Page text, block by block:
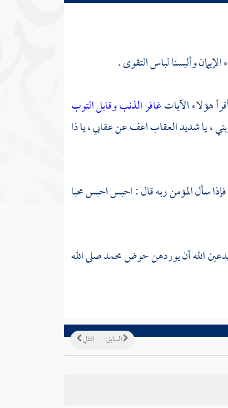
وألبسنا لباس التقوى .
هؤلاء الآياتغافر الذنب وقابل التوب
، يا شديد العقاب اعف عن عقابي ، يا ذا
سأل المؤمن ربه قال : احبس احبس محبا
الله أن يوردهن حوضمحمدصلى الله
التالي السابق